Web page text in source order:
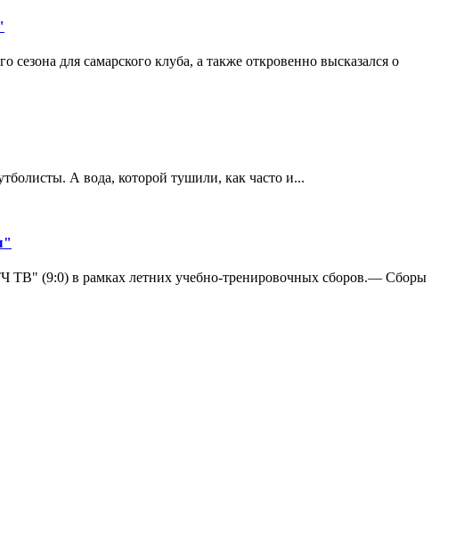
для самарского клуба, а также откровенно высказался о
А вода, которой тушили, как часто и...
ТВ" (9:0) в рамках летних учебно-тренировочных сборов.— Сборы